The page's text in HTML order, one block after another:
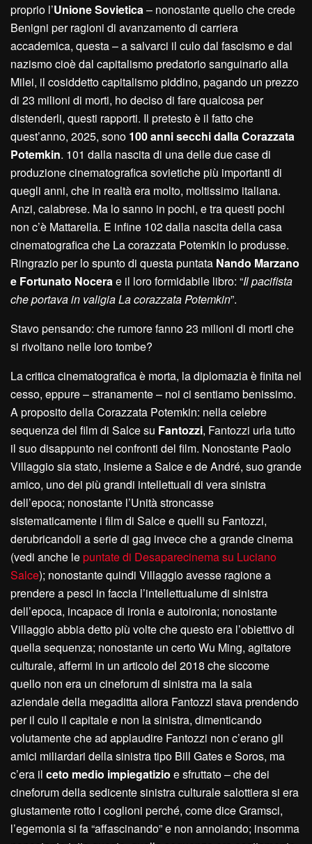
proprio l’Unione Sovietica– nonostante quello che crede
Benigni per ragioni di avanzamento di carriera
accademica, questa – a salvarci il culo dal fascismo e dal
nazismo cioè dal capitalismo predatorio sanguinario alla
Milei, il cosiddetto capitalismo piddino, pagando un prezzo
di 23 milioni di morti, ho deciso di fare qualcosa per
distenderli, questi rapporti. Il pretesto è il fatto che
quest’anno, 2025, sono 100 anni secchi dalla Corazzata
Potemkin. 101 dalla nascita di una delle due case di
produzione cinematografica sovietiche più importanti di
quegli anni, che in realtà era molto, moltissimo italiana.
Anzi, calabrese. Ma lo sanno in pochi, e tra questi pochi
non c’è Mattarella. E infine 102 dalla nascita della casa
cinematografica che La corazzata Potemkin lo produsse.
Ringrazio per lo spunto di questa puntata Nando Marzano
e Fortunato Nocerae il loro formidabile libro: “Il pacifista
che portava in valigia La corazzata Potemkin”.
Stavo pensando: che rumore fanno 23 milioni di morti che
si rivoltano nelle loro tombe?
La critica cinematografica è morta, la diplomazia è finita nel
cesso, eppure – stranamente – noi ci sentiamo benissimo.
A proposito della Corazzata Potemkin: nella celebre
sequenza del film di Salce su Fantozzi, Fantozzi urla tutto
il suo disappunto nei confronti del film. Nonostante Paolo
Villaggio sia stato, insieme a Salce e de André, suo grande
amico, uno dei più grandi intellettuali di vera sinistra
dell’epoca; nonostante l’Unità stroncasse
sistematicamente i film di Salce e quelli su Fantozzi,
derubricandoli a serie di gag invece che a grande cinema
(vedi anche lepuntate di Desaparecinema su Luciano
Salce); nonostante quindi Villaggio avesse ragione a
prendere a pesci in faccia l’intellettualume di sinistra
dell’epoca, incapace di ironia e autoironia; nonostante
Villaggio abbia detto più volte che questo era l’obiettivo di
quella sequenza; nonostante un certo Wu Ming, agitatore
culturale, affermi in un articolo del 2018 che siccome
quello non era un cineforum di sinistra ma la sala
aziendale della megaditta allora Fantozzi stava prendendo
per il culo il capitale e non la sinistra, dimenticando
volutamente che ad applaudire Fantozzi non c’erano gli
amici miliardari della sinistra tipo Bill Gates e Soros, ma
c’era il ceto medio impiegatizio e sfruttato – che dei
cineforum della sedicente sinistra culturale salottiera si era
giustamente rotto i coglioni perché, come dice Gramsci,
l’egemonia si fa “affascinando” e non annoiando; insomma